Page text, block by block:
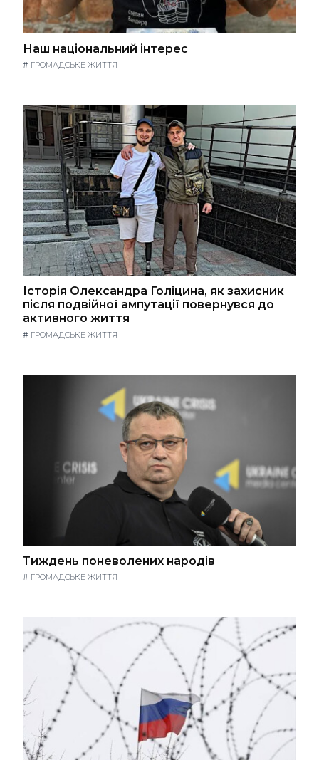
Наш національний інтерес
# ГРОМАДСЬКЕ ЖИТТЯ
Історія Олександра Голіцина, як захисник
після подвійної ампутації повернувся до
активного життя
# ГРОМАДСЬКЕ ЖИТТЯ
Тиждень поневолених народів
# ГРОМАДСЬКЕ ЖИТТЯ